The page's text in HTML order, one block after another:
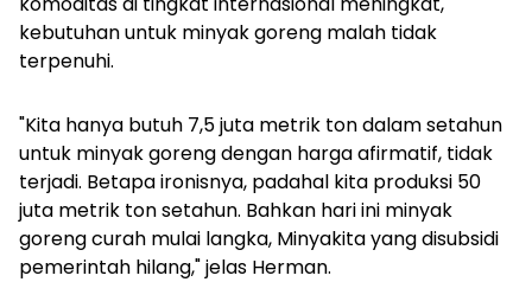
kebutuhan untuk minyak goreng malah tidak
terpenuhi.
"Kita hanya butuh 7,5 juta metrik ton dalam setahun
untuk minyak goreng dengan harga afirmatif, tidak
terjadi. Betapa ironisnya, padahal kita produksi 50
juta metrik ton setahun. Bahkan hari ini minyak
goreng curah mulai langka, Minyakita yang disubsidi
pemerintah hilang," jelas Herman.